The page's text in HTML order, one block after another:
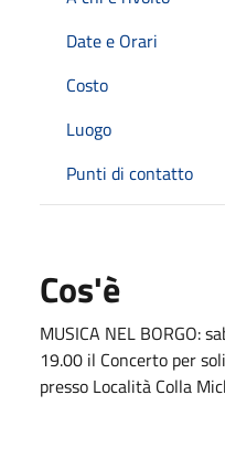
Date e Orari
Costo
Luogo
Punti di contatto
Cos'è
MUSICA NEL BORGO:
19.00 il Concerto per
presso Località Colla